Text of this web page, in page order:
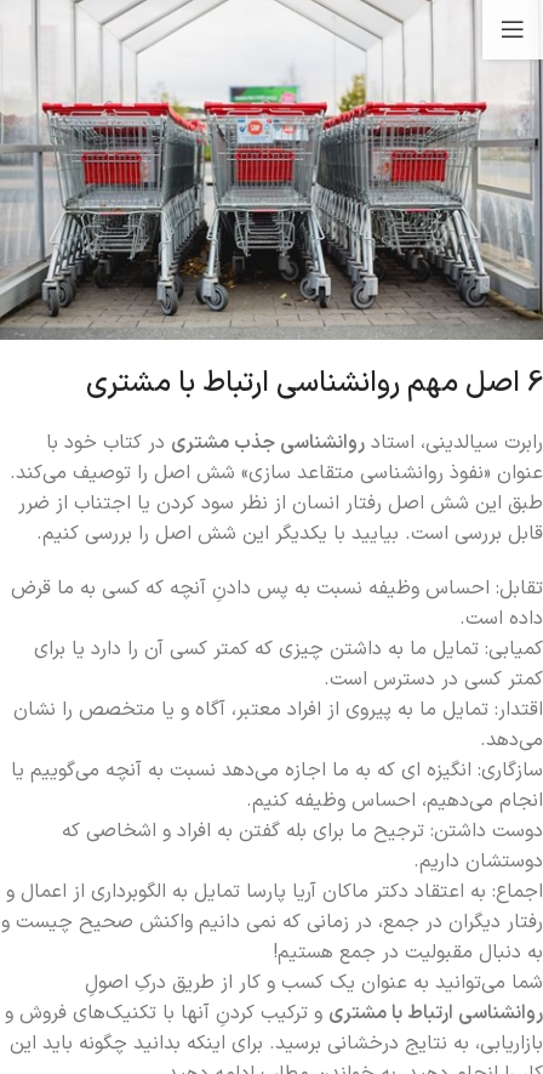
6 اصل مهم روانشناسی ارتباط با مشتری
رابرت سیالدینی، استاد روانشناسی جذب مشتری در کتاب خود با
عنوان «نفوذ روانشناسی متقاعد سازی» شش اصل را توصیف می‌کند.
طبق این شش اصل رفتار انسان از نظر سود کردن یا اجتناب از ضرر
قابل بررسی است. بیایید با یکدیگر این شش اصل را بررسی کنیم.
تقابل: احساس وظیفه نسبت به پس دادنِ آنچه که کسی به ما قرض
داده است.
کمیابی: تمایل ما به داشتن چیزی که کمتر کسی آن را دارد یا برای
کمتر کسی در دسترس است.
اقتدار: تمایل ما به پیروی از افراد معتبر، آگاه و یا متخصص را نشان
می‌دهد.
سازگاری: انگیزه ای که به ما اجازه می‌دهد نسبت به آنچه می‌گوییم یا
انجام می‌دهیم، احساس وظیفه کنیم.
دوست داشتن: ترجیح ما برای بله گفتن به افراد و اشخاصی که
دوستشان داریم.
اجماع: به اعتقاد دکتر ماکان آریا پارسا تمایل به الگوبرداری از اعمال و
رفتار دیگران در جمع، در زمانی که نمی دانیم واکنش صحیح چیست و
به دنبال مقبولیت در جمع هستیم!
شما می‌توانید به عنوان یک کسب و کار از طریق درکِ اصولِ
روانشناسی ارتباط با مشتری و ترکیب کردنِ آنها با تکنیک‌های فروش و
بازاریابی، به نتایج درخشانی برسید. برای اینکه بدانید چگونه باید این